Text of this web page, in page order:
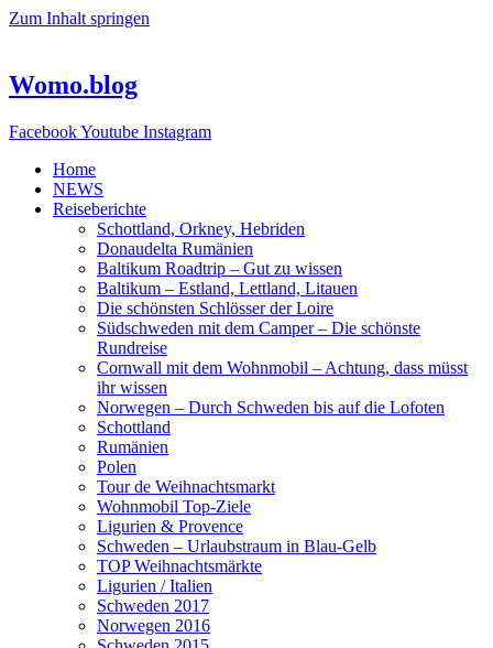
Zum Inhalt springen
Womo.blog
FacebookYoutube Instagram
Home
NEWS
Reiseberichte
Schottland, Orkney, Hebriden
Donaudelta Rumänien
Baltikum Roadtrip – Gut zu wissen
Baltikum – Estland, Lettland, Litauen
Die schönsten Schlösser der Loire
Südschweden mit dem Camper – Die schönste
Rundreise
Cornwall mit dem Wohnmobil – Achtung, dass müsst
ihr wissen
Norwegen – Durch Schweden bis auf die Lofoten
Schottland
Rumänien
Polen
Tour de Weihnachtsmarkt
Wohnmobil Top-Ziele
Ligurien & Provence
Schweden – Urlaubstraum in Blau-Gelb
TOP Weihnachtsmärkte
Ligurien / Italien
Schweden 2017
Norwegen 2016